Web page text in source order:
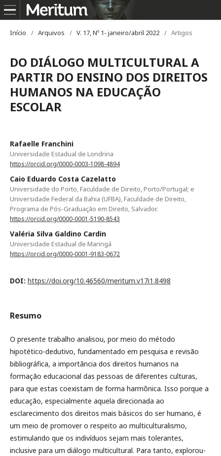
Início / Arquivos / V. 17, Nº 1- janeiro/abril 2022 / Artigos
DO DIÁLOGO MULTICULTURAL A
PARTIR DO ENSINO DOS DIREITOS
HUMANOS NA EDUCAÇÃO
ESCOLAR
Rafaelle Franchini
Universidade Estadual de Londrina
https://orcid.org/0000-0003-1098-4894
Caio Eduardo Costa Cazelatto
Universidade do Porto, Faculdade de Direito, Porto/Portugal; e
Universidade Federal da Bahia (UFBA), Faculdade de Direito,
Programa de Pós-Graduação em Direito, Salvador.
https://orcid.org/0000-0001-5190-8543
Valéria Silva Galdino Cardin
Universidade Estadual de Maringá
https://orcid.org/0000-0001-9183-0672
DOI: https://doi.org/10.46560/meritum.v17i1.8498
Resumo
O presente trabalho analisou, por meio do método
hipotético-dedutivo, fundamentado em pesquisa e revisão
bibliográfica, a importância dos direitos humanos na
formação educacional das pessoas de diferentes culturas,
para que estas coexistam de forma harmônica. Isso porque a
educação, especialmente aquela direcionada ao
esclarecimento dos direitos mais básicos do ser humano, é
um meio de promover o respeito ao multiculturalismo,
estimulando que os indivíduos sejam mais tolerantes,
inclusive para um diálogo multicultural. Para tanto, explorou-